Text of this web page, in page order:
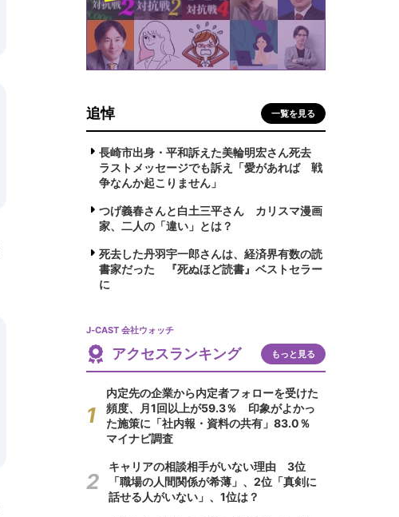
追悼 一覧を見る
長崎市出身・平和訴えた美輪明宏さん死去
ラストメッセージでも訴え「愛があれば 戦
争なんか起こりません」
つげ義春さんと白土三平さん カリスマ漫画
家、二人の「違い」とは？
死去した丹羽宇一郎さんは、経済界有数の読
書家だった 『死ぬほど読書』ベストセラー
に
J-CAST 会社ウォッチ
アクセスランキング もっと見る
内定先の企業から内定者フォローを受けた
頻度、月1回以上が59.3％ 印象がよかっ
た施策に「社内報・資料の共有」83.0％
マイナビ調査
キャリアの相談相手がいない理由 3位
「職場の人間関係が希薄」、2位「真剣に
話せる人がいない」、1位は？